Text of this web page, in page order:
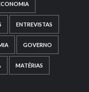
ENTREVISTAS
GOVERNO
MATÉRIAS